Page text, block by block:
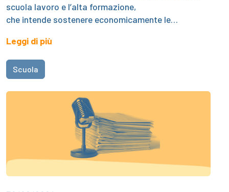
scuola lavoro e l’alta formazione,
che intende sostenere economicamente le…
Leggi di più
Scuola